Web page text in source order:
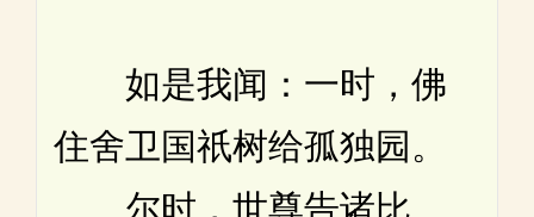
如是我闻：一时，佛
住舍卫国祇树给孤独园。
尔时，世尊告诸比